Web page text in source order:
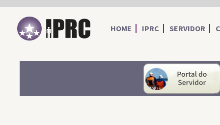
IPRC
HOME IPRC SERVIDOR